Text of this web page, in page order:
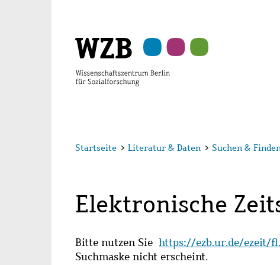
Startseite > Literatur & Daten > Suchen &
Elektronische
Bitte nutzen Sie https://ezb.ur.de/ezeit/
Suchmaske nicht erscheint.